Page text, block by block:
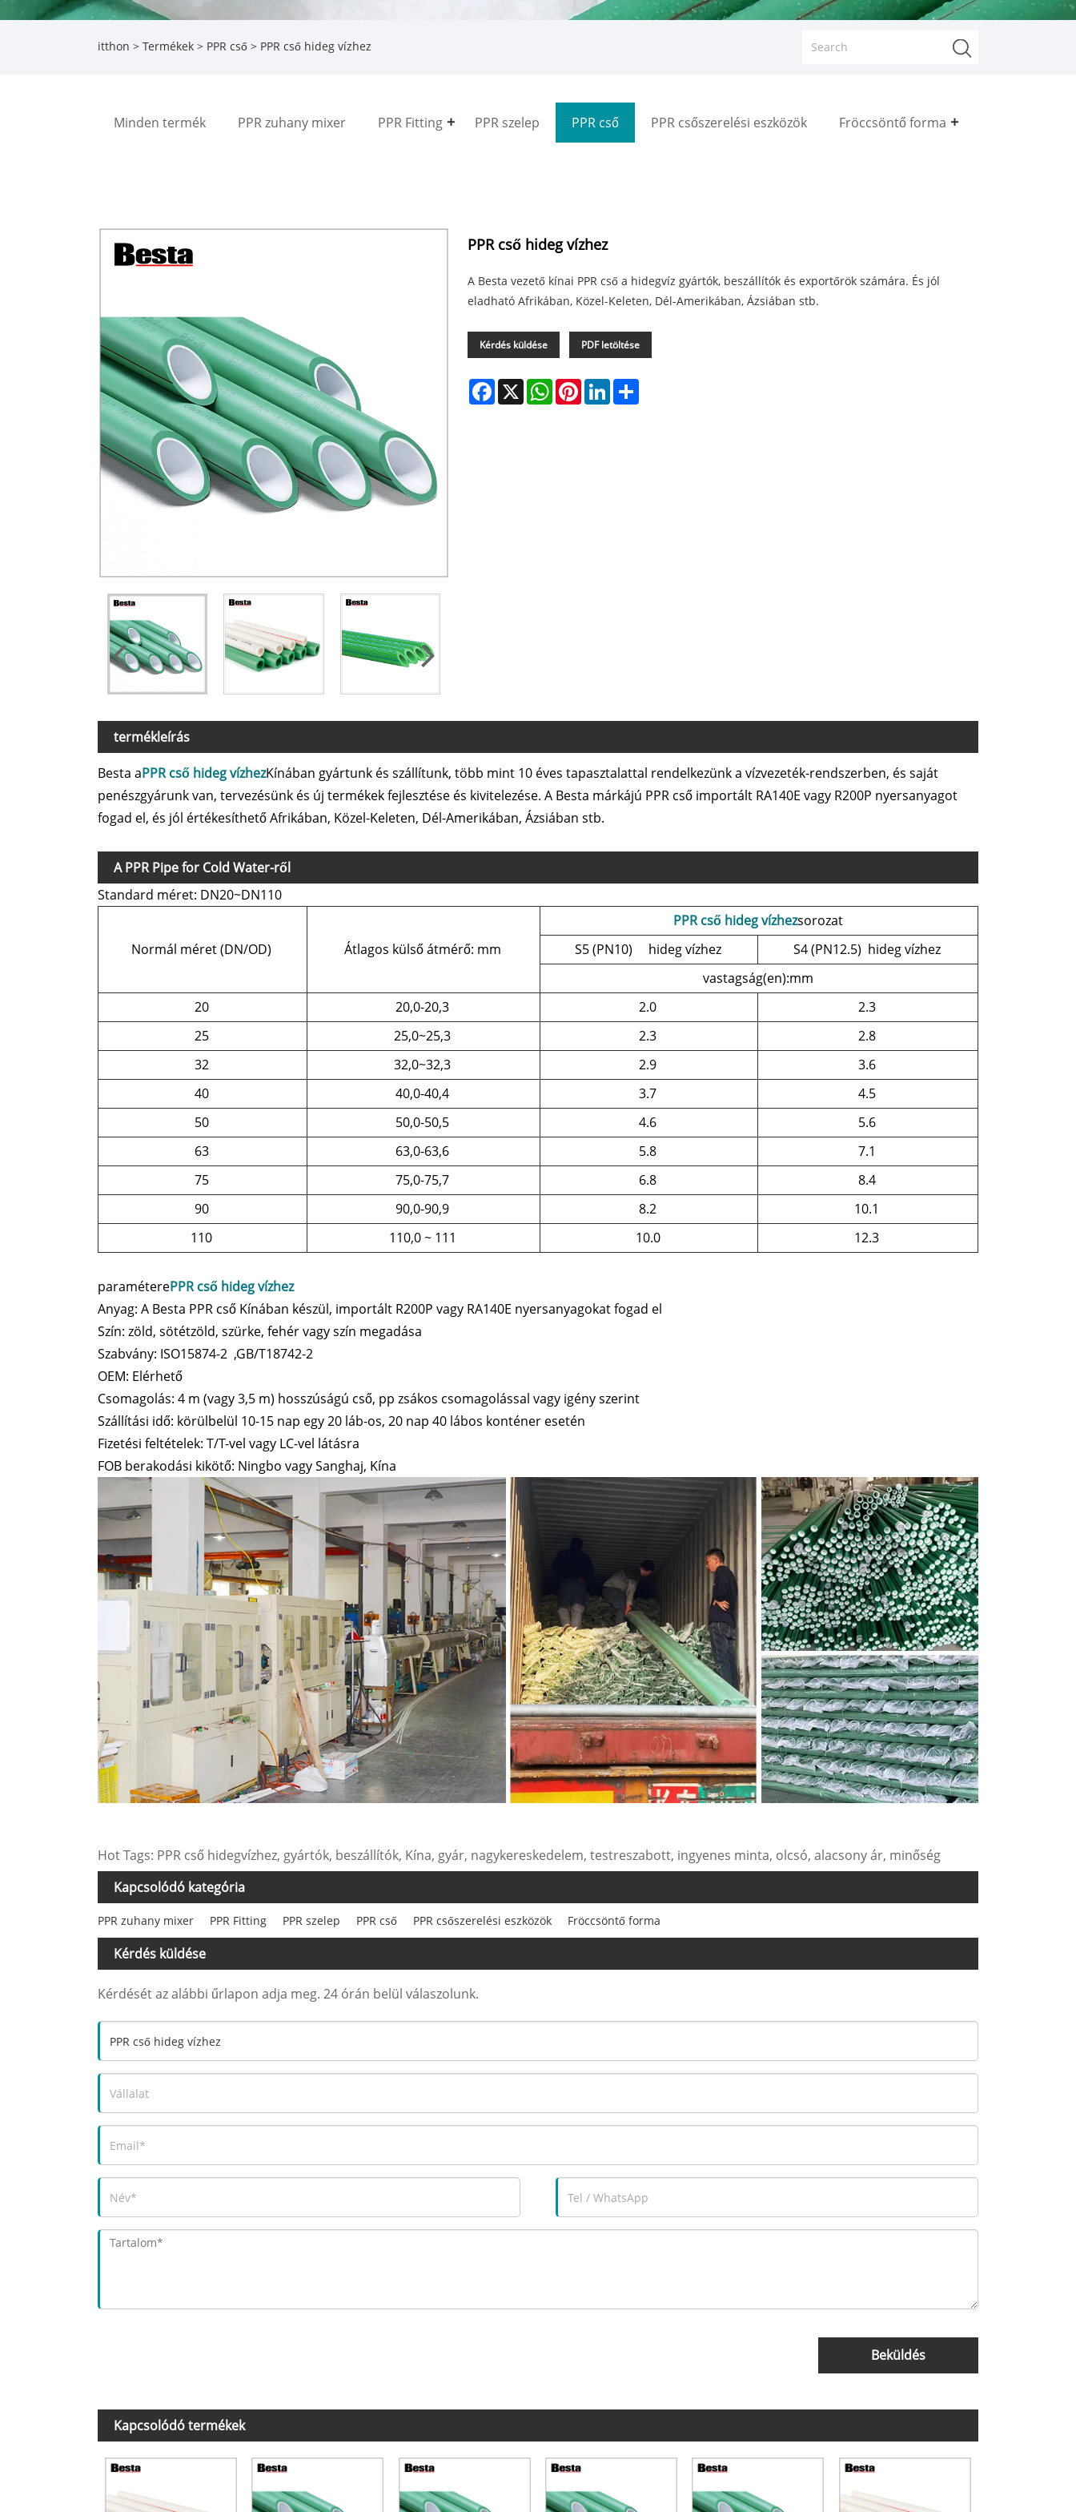
itthon > Termékek > PPR cső > PPR cső hideg vízhez
Minden termék PPR zuhany mixer PPR Fitting PPR szelep PPR cső PPR csőszerelési eszközök Fröccsöntő forma
PPR cső hideg vízhez
A Besta vezető kínai PPR cső a hidegvíz gyártók, beszállítók és exportőrök számára. És jól
eladható Afrikában, Közel-Keleten, Dél-Amerikában, Ázsiában stb.
Kérdés küldése PDF letöltése
Facebook
X WhatsAppPinterestLinkedIn
termékleírás
Besta aPPR cső hideg vízhezKínában gyártunk és szállítunk, több mint 10 éves tapasztalattal rendelkezünk a vízvezeték-rendszerben, és saját
penészgyárunk van, tervezésünk és új termékek fejlesztése és kivitelezése. A Besta márkájú PPR cső importált RA140E vagy R200P nyersanyagot
fogad el, és jól értékesíthető Afrikában, Közel-Keleten, Dél-Amerikában, Ázsiában stb.
A PPR Pipe for Cold Water-ről
Standard méret: DN20~DN110
Normál méret (DN/OD) Átlagos külső átmérő: mm
PPR cső hideg vízhezsorozat
S5 (PN10) hideg vízhez
S4 (PN12.5) hideg vízhez
vastagság(en):mm
20
20,0-20,3 2.0
2.3
25
25,0~25,3 2.3
2.8
32
32,0~32,3 2.9
3.6
40
40,0-40,4 3.7
4.5
50
50,0-50,5 4.6
5.6
63
63,0-63,6 5.8
7.1
75
75,0-75,7 6.8
8.4
90
90,0-90,9 8.2
10.1
110
110,0 ~ 111 10.0 12.3
paraméterePPR cső hideg vízhez
Anyag: A Besta PPR cső Kínában készül, importált R200P vagy RA140E nyersanyagokat fogad el
Szín: zöld, sötétzöld, szürke, fehér vagy szín megadása
Szabvány: ISO15874-2 ,GB/T18742-2
OEM: Elérhető
Csomagolás: 4 m (vagy 3,5 m) hosszúságú cső, pp zsákos csomagolással vagy igény szerint
Szállítási idő: körülbelül 10-15 nap egy 20 láb-os, 20 nap 40 lábos konténer esetén
Fizetési feltételek: T/T-vel vagy LC-vel látásra
FOB berakodási kikötő: Ningbo vagy Sanghaj, Kína
Hot Tags: PPR cső hidegvízhez, gyártók, beszállítók, Kína, gyár, nagykereskedelem, testreszabott, ingyenes minta, olcsó, alacsony ár, minőség
Kapcsolódó kategória
PPR zuhany mixer PPR Fitting PPR szelep PPR cső PPR csőszerelési eszközök Fröccsöntő forma
Kérdés küldése
Kérdését az alábbi űrlapon adja meg. 24 órán belül válaszolunk.
Beküldés
Kapcsolódó termékek